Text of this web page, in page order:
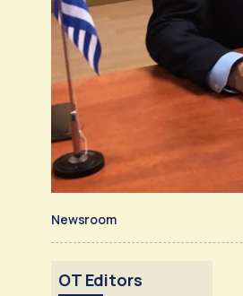
Newsroom
OT Editors